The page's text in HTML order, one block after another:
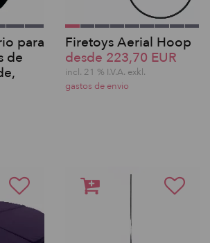
para
de
Firetoys Aerial Hoop
desde 223,70 EUR
incl. 21 % I.V.A. exkl.
gastos de envio